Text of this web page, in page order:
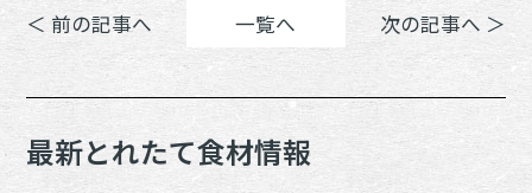
＜ 前の記事へ 一覧へ 次の記事へ ＞
最新とれたて食材情報